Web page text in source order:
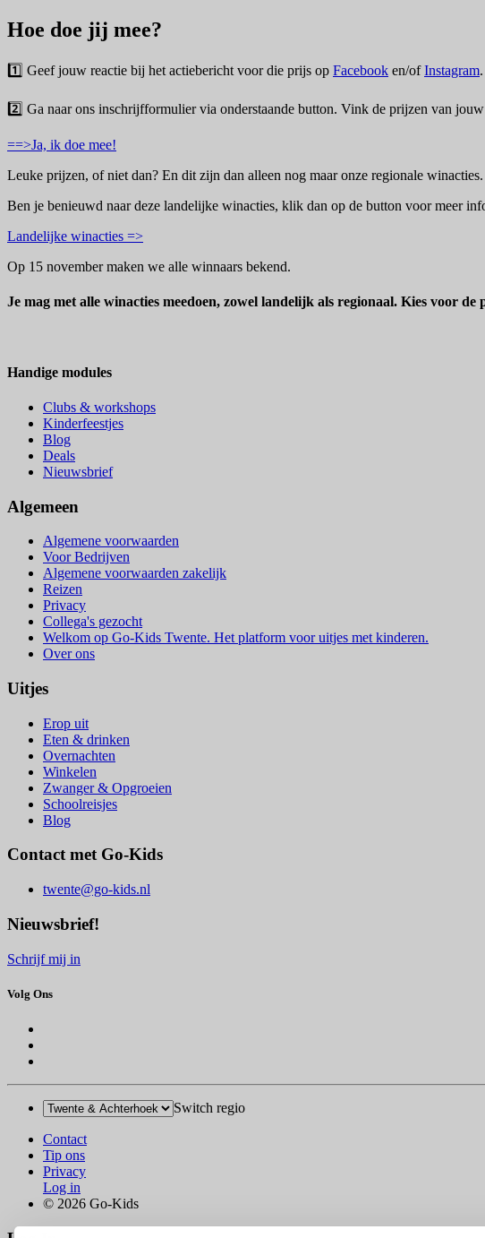
Hoe doe jij mee?
1️⃣ Geef jouw reactie bij het actiebericht voor die prijs op Facebook en/ofInstagram.
2️⃣ Ga naar ons inschrijfformulier via onderstaande button. Vink de prijzen van
==>Ja, ik doe mee!
Leuke prijzen, of niet dan? En dit zijn dan alleen nog maar onze regionale
Ben je benieuwd naar deze landelijke winacties, klik dan op de button voor meer
Landelijke winacties =>
Op 15 november maken we alle winnaars bekend.
Je mag met alle winacties meedoen, zowel landelijk als regionaal. Kies voor
Handige modules
Clubs & workshops
Kinderfeestjes
Blog
Deals
Nieuwsbrief
Algemeen
Algemene voorwaarden
Voor Bedrijven
Algemene voorwaarden zakelijk
Reizen
Privacy
Collega's gezocht
Welkom op Go-Kids Twente. Het platform voor uitjes met kinderen.
Over ons
Uitjes
Erop uit
Eten & drinken
Overnachten
Winkelen
Zwanger & Opgroeien
Schoolreisjes
Blog
Contact met Go-Kids
twente@go-kids.nl
Nieuwsbrief!
Schrijf mij in
Volg Ons
Switch regio
Contact
Tip ons
Privacy
Log in
© 2026 Go-Kids